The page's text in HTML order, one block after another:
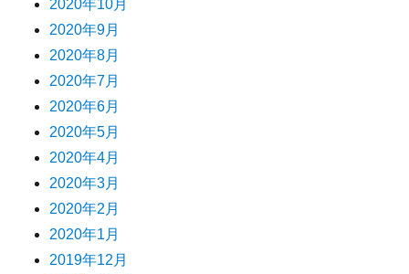
2020年10月
2020年9月
2020年8月
2020年7月
2020年6月
2020年5月
2020年4月
2020年3月
2020年2月
2020年1月
2019年12月